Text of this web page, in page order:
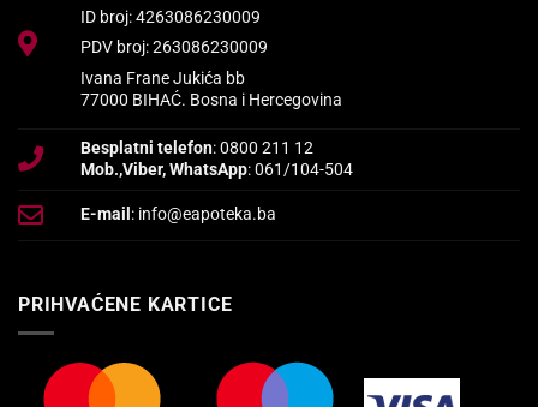
ID broj: 4263086230009
PDV broj: 263086230009
Ivana Frane Jukića bb
77000 BIHAĆ. Bosna i Hercegovina
Besplatni telefon: 0800 211 12
Mob.,Viber, WhatsApp: 061/104-504
E-mail : info@eapoteka.ba
PRIHVAĆENE KARTICE